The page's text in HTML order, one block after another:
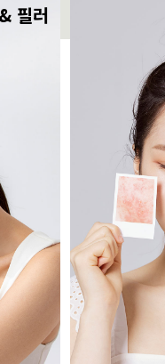
필러